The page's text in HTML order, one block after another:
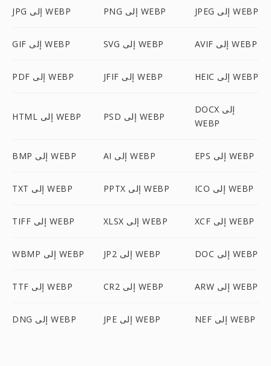
JPG إلى WEBP PNG إلى WEBP JPEG إلى WEBP
GIF إلى WEBP SVG إلى WEBP AVIF إلى WEBP
PDF إلى WEBP JFIF إلى WEBP HEIC إلى WEBP
HTML إلى WEBP PSD إلى WEBP
DOCX إلى
WEBP
BMP إلى WEBP AI إلى WEBP EPS إلى WEBP
TXT إلى WEBP PPTX إلى WEBP ICO إلى WEBP
TIFF إلى WEBP XLSX إلى WEBP XCF إلى WEBP
WBMP إلى WEBP JP2 إلى WEBP DOC إلى WEBP
TTF إلى WEBP CR2 إلى WEBP ARW إلى WEBP
DNG إلى WEBP JPE إلى WEBP NEF إلى WEBP